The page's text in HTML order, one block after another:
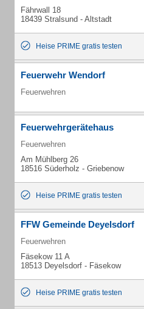
Fährwall 18
18439 Stralsund - Altstadt
Heise PRIME gratis testen
Feuerwehr Wendorf
Feuerwehren
Feuerwehrgerätehaus
Feuerwehren
Am Mühlberg 26
18516 Süderholz - Griebenow
Heise PRIME gratis testen
FFW Gemeinde Deyelsdorf
Feuerwehren
Fäsekow 11 A
18513 Deyelsdorf - Fäsekow
Heise PRIME gratis testen